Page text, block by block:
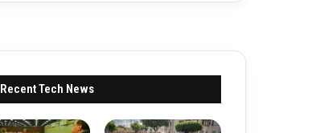
Recent Tech News